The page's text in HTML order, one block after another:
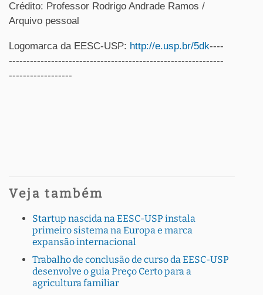
Crédito: Professor Rodrigo Andrade Ramos /
Arquivo pessoal
Logomarca da EESC-USP: http://e.usp.br/5dk----
-------------------------------------------------------------
------------------
Veja também
Startup nascida na EESC-USP instala
primeiro sistema na Europa e marca
expansão internacional
Trabalho de conclusão de curso da EESC-USP
desenvolve o guia Preço Certo para a
agricultura familiar